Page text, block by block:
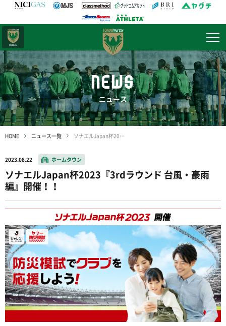
NEWS
ニュース
HOME ニュース一覧 ソナエルJapan杯2023『3rdラウンド 台風・豪雨編』開催！！
2023.08.22 ホームタウン
ソナエルJapan杯2023『3rdラウンド 台風・豪雨
編』開催！！